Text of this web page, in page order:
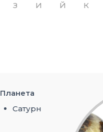
З И Й К
Планета
Сатурн